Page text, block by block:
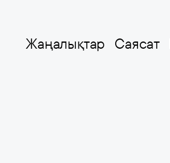
Жаңалықтар Саясат